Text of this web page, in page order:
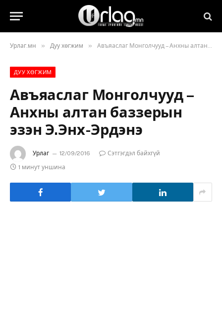
Урлаг.мн » Дуу хөгжим » Авъяаслаг Монголчууд – Анхны алтан баззерын эзэн Э.Энх-Эрдэнэ
ДУУ ХӨГЖИМ
Авъяаслаг Монголчууд –
Анхны алтан баззерын
эзэн Э.Энх-Эрдэнэ
Урлаг 12/09/2016
Сэтгэгдэл байхгүй
1 минут уншина